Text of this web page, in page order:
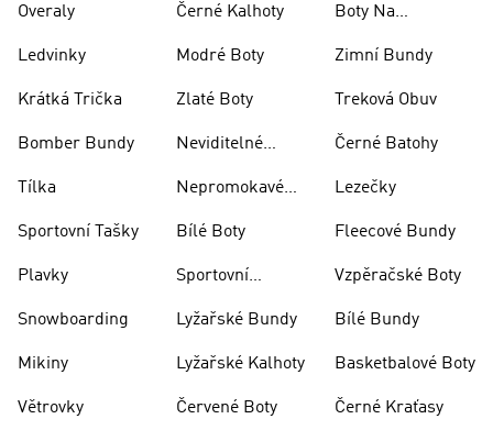
Overaly
Ledvinky
Krátká Trička
Bomber Bundy
Tílka
Sportovní Tašky
Plavky
Snowboarding
Mikiny
Větrovky
Černé Kalhoty
Modré Boty
Zlaté Boty
Neviditelné
Nepromokavé
Bílé Boty
Sportovní
Lyžařské Bundy
Lyžařské Kalhoty
Červené Boty
Boty Na
Zimní Bundy
Treková Obuv
Černé Batohy
Lezečky
Fleecové Bundy
Vzpěračské Boty
Bílé Bundy
Basketbalové Boty
Černé Kraťasy